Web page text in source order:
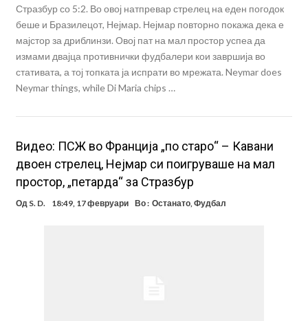
Стразбур со 5:2. Во овој натпревар стрелец на еден погодок
беше и Бразилецот, Нејмар. Нејмар повторно покажа дека е
мајстор за дриблинзи. Овој пат на мал простор успеа да
измами двајца противнички фудбалери кои завршија во
стативата, а тој топката ја испрати во мрежата. Neymar does
Neymar things, while Di Maria chips …
Видео: ПСЖ во Франција „по старо“ – Кавани
двоен стрелец, Нејмар си поигруваше на мал
простор, „петарда“ за Стразбур
Од S. D. 18:49, 17 февруари Во : Останато,Фудбал